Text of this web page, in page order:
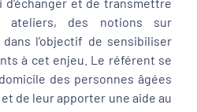
ateliers, des notions sur
dans l’objectif de sensibiliser
à cet enjeu. Le référent se
des personnes âgées
de leur apporter une aide au